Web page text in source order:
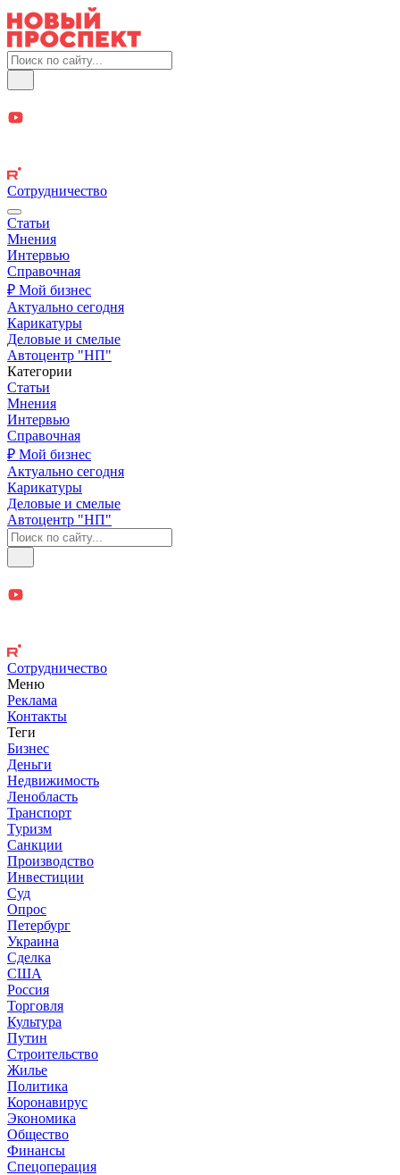
Сотрудничество
Статьи
Мнения
Интервью
Справочная
₽ Мой бизнес
Актуально сегодня
Карикатуры
Деловые и смелые
Автоцентр "НП"
Категории
Статьи
Мнения
Интервью
Справочная
₽ Мой бизнес
Актуально сегодня
Карикатуры
Деловые и смелые
Автоцентр "НП"
Сотрудничество
Меню
Реклама
Контакты
Теги
Бизнес
Деньги
Недвижимость
Ленобласть
Транспорт
Туризм
Санкции
Производство
Инвестиции
Суд
Опрос
Петербург
Украина
Сделка
США
Россия
Торговля
Культура
Путин
Строительство
Жилье
Политика
Коронавирус
Экономика
Общество
Финансы
Спецоперация